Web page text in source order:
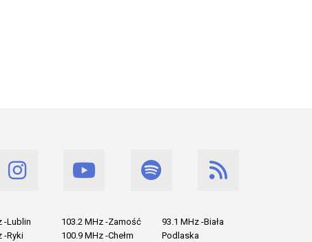
-Lublin
-Ryki
103.2 MHz -Zamość
100.9 MHz -Chełm
93.1 MHz -Biała
Podlaska